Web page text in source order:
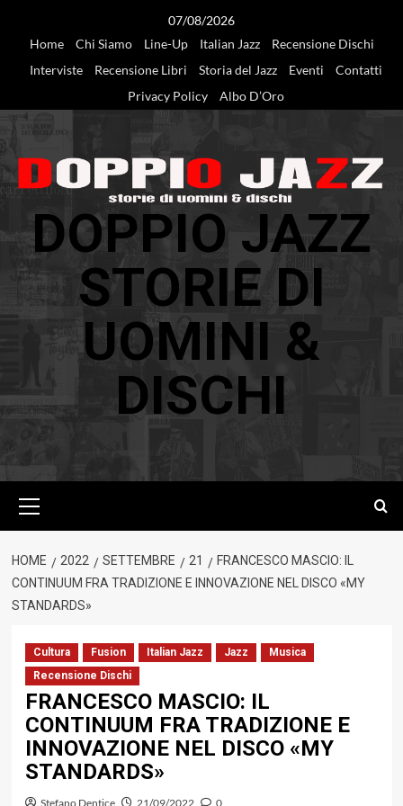
07/08/2026
Home
Chi Siamo Line-Up Italian Jazz
Recensione Dischi
Interviste
Recensione Libri Storia del Jazz Eventi
Contatti
Privacy Policy
Albo D’Oro
DOPPIO JAZZ
STORIE DI
UOMINI &
DISCHI
principale
HOME 2022 SETTEMBRE 21
FRANCESCO MASCIO: IL
CONTINUUM FRA TRADIZIONE E INNOVAZIONE NEL DISCO «MY
STANDARDS»
Cultura Fusion Italian Jazz Jazz
Musica
Recensione Dischi
FRANCESCO MASCIO: IL
CONTINUUM FRA TRADIZIONE E
INNOVAZIONE NEL DISCO «MY
STANDARDS»
Stefano Dentice 21/09/2022 0